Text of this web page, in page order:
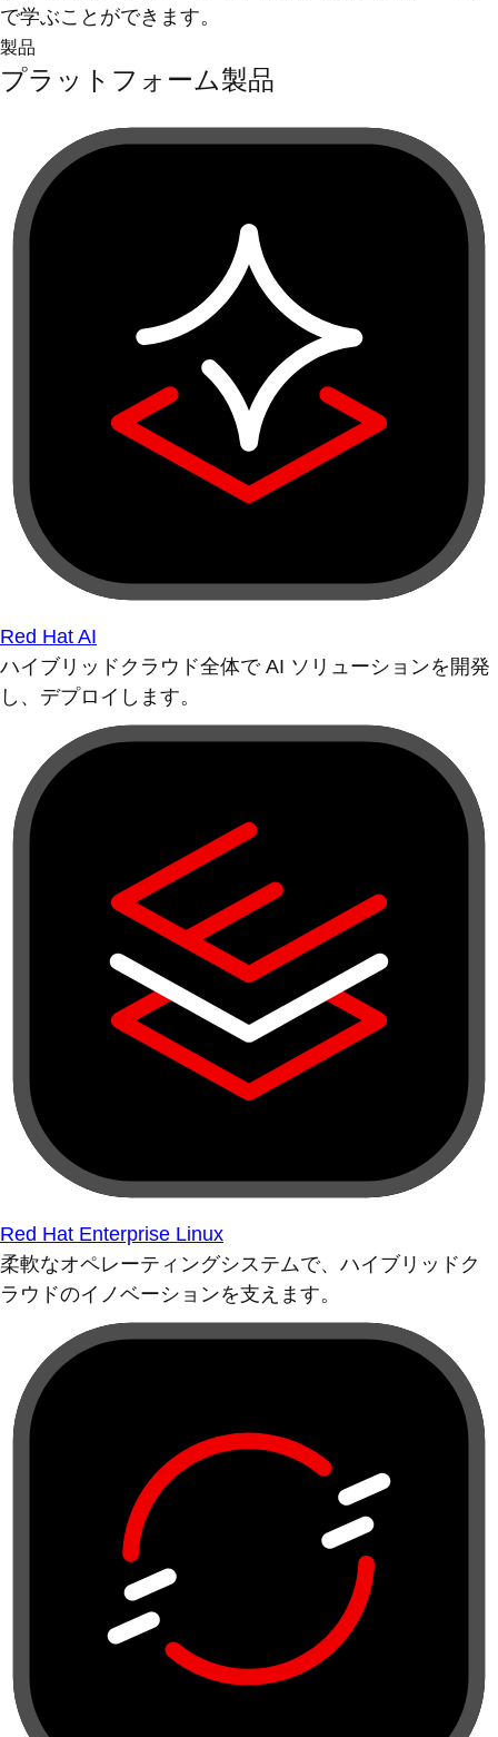
で学ぶことができます。
製品
プラットフォーム製品
Red Hat AI
ハイブリッドクラウド全体で AI ソリューションを開発
し、デプロイします。
Red Hat Enterprise Linux
柔軟なオペレーティングシステムで、ハイブリッドク
ラウドのイノベーションを支えます。